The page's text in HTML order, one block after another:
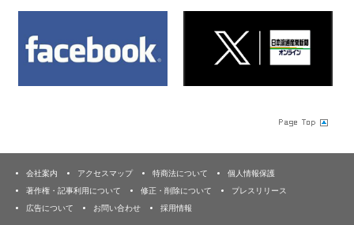
会社案内 アクセスマップ 特商法について
個人情報保護
著作権・記事利用について
修正・削除について
プレスリリース
広告について
お問い合わせ 採用情報